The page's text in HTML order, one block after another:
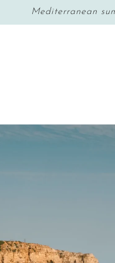
Mediterranean